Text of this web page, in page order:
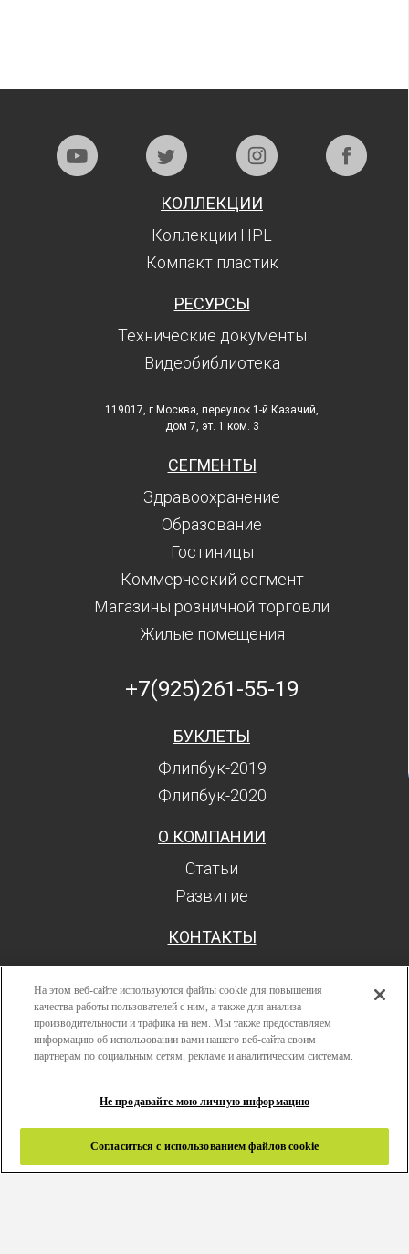
КОЛЛЕКЦИИ
Коллекции HPL
Компакт пластик
РЕСУРСЫ
Технические документы
Видеобиблиотека
119017, г Москва, переулок 1-й Казачий,
дом 7, эт. 1 ком. 3
СЕГМЕНТЫ
Здравоохранение
Образование
Гостиницы
Коммерческий сегмент
Магазины розничной торговли
Жилые помещения
+7(925)261-55-19
БУКЛЕТЫ
Флипбук-2019
Флипбук-2020
О КОМПАНИИ
Статьи
Развитие
КОНТАКТЫ
Поиск
Авторизоваться
Развитие
Правила и условия
На этом веб-сайте используются файлы cookie для повышения
качества работы пользователей с ним, а также для анализа
производительности и трафика на нем. Мы также предоставляем
информацию об использовании вами нашего веб-сайта своим
партнерам по социальным сетям, рекламе и аналитическим системам.
Не продавайте мою личную информацию
Согласиться с использованием файлов cookie